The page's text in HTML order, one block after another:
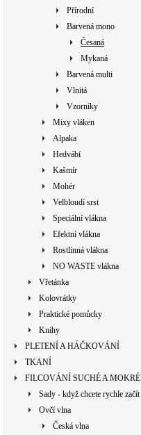
Přírodní
Barvená mono
Česaná
Mykaná
Barvená multi
Vlnitá
Vzorníky
Mixy vláken
Alpaka
Hedvábí
Kašmír
Mohér
Velbloudí srst
Speciální vlákna
Efektní vlákna
Rostlinná vlákna
NO WASTE vlákna
Vřetánka
Kolovrátky
Praktické pomůcky
Knihy
PLETENÍ A HÁČKOVÁNÍ
TKANÍ
FILCOVÁNÍ SUCHÉ A MOKRÉ
Sady - když chcete rychle začít
Ovčí vlna
Česká vlna